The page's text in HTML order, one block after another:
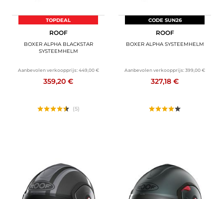
TOPDEAL
ROOF
BOXER ALPHA BLACKSTAR
SYSTEEMHELM
Aanbevolen verkoopprijs: 449,00 €
359,20 €
(5)
CODE SUN26
ROOF
BOXER ALPHA SYSTEEMHELM
Aanbevolen verkoopprijs:399,00 €
327,18 €